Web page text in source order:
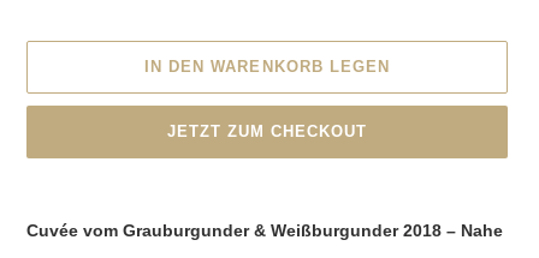
S
R
U
IN DEN WARENKORB LEGEN
JETZT ZUM CHECKOUT
Cuvée vom Grauburgunder & Weißburgunder 2018 – Nahe